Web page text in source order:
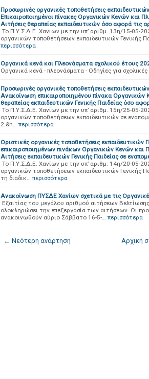
Προσωρινές οργανικές τοποθετήσεις
Επικαιροποιημένοι πίνακες Οργανικών Κενών και
Αιτήσεις θεραπείας εκπαιδευτικών όσο αφορά τις
Το Π.Υ.Σ.Δ.Ε. Χανίων με την υπ’ αριθμ. 13η/15-05-
οργανικών τοποθετήσεων εκπαιδευτικών Γενικής
περισσότερα
Οργανικά κενά και Πλεονάσματα σχολικού έτους
Οργανικά κενά - πλεονάσματα - Οδηγίες για
Προσωρινές οργανικές τοποθετήσεις
Ανακοίνωση επικαιροποιημένου πίνακα Οργανικών
θεραπείας εκπαιδευτικών Γενικής Παιδείας όσο
Το Π.Υ.Σ.Δ.Ε. Χανίων με την υπ’ αριθμ. 15η/25-05-
οργανικών τοποθετήσεων εκπαιδευτικών σε
2.&n… περισσότερα
Οριστικές οργανικές τοποθετήσεις εκπαιδευτικών
επικαιροποιημένων πινάκων Οργανικών Κενών και
Αιτήσεις εκπαιδευτικών Γενικής Παιδείας σε
Το Π.Υ.Σ.Δ.Ε. Χανίων με την υπ’ αριθμ. 14η/20-05-
οργανικών τοποθετήσεων εκπαιδευτικών Γενικής
τη διαδικ… περισσότερα
Ανακοίνωση ΠΥΣΔΕ Χανίων σχετικά με τις
Εξαιτίας του μεγάλου αριθμού αιτήσεων
ολοκληρώσει την επεξεργασία των αιτήσεων. Οι
ανακοινωθούν αύριο Σάββατο 16-5-… περισσότερα
← Νεότερη ανάρτηση Αρχική